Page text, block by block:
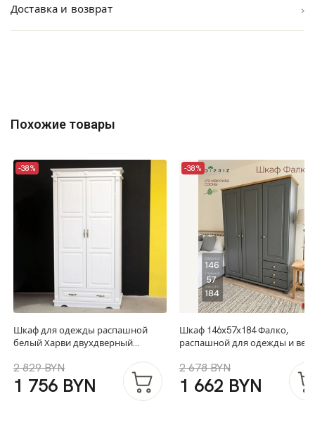
Доставка и возврат ›
Похожие товары
-38%
Шкаф для одежды распашной
белый Харви двухдверный
штангой и полками, шкаф для
вещей в прихожую и спальню с
филенкой в викторианском стиле
2 829 BYN
1 756 BYN
-38%
Шкаф 146х57х184 Фалко,
распашной для одежды и
трехдверный, с ящиками
деревянный, массив сосны,
Dipriz
2 678 BYN
1 662 BYN